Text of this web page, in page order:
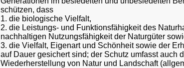
schützen, dass
1. die biologische Vielfalt,
2. die Leistungs- und Funktionsfähigkeit des
nachhaltigen Nutzungsfähigkeit der Naturgüter
3. die Vielfalt, Eigenart und Schönheit sowie der
auf Dauer gesichert sind; der Schutz umfasst
Wiederherstellung von Natur und Landschaft